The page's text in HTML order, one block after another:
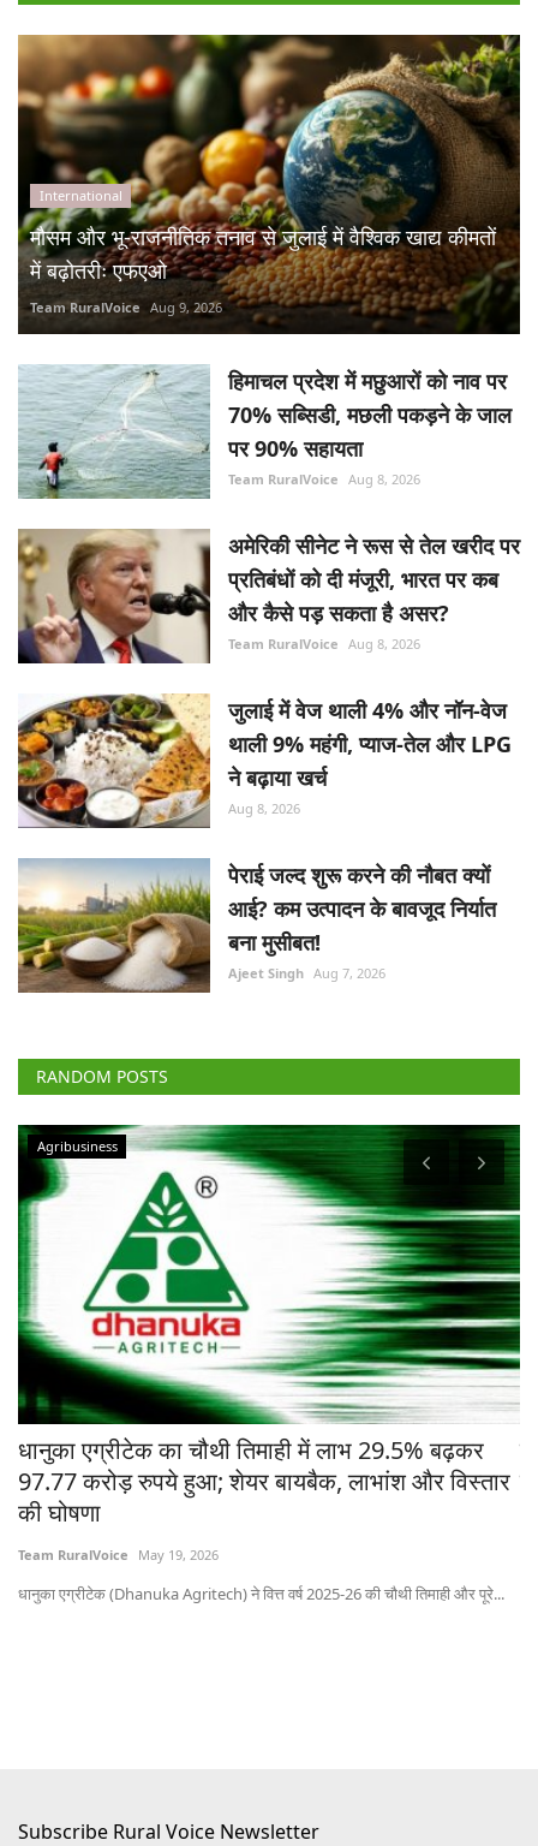
International
मौसम और भू-राजनीतिक तनाव से जुलाई में वैश्विक खाद्य कीमतों
में बढ़ोतरीः एफएओ
Team RuralVoice Aug 9, 2026
हिमाचल प्रदेश में मछुआरों को नाव पर
70% सब्सिडी, मछली पकड़ने के जाल
पर 90% सहायता
Team RuralVoice Aug 8, 2026
अमेरिकी सीनेट ने रूस से तेल खरीद पर
प्रतिबंधों को दी मंजूरी, भारत पर कब
और कैसे पड़ सकता है असर?
Team RuralVoice Aug 8, 2026
जुलाई में वेज थाली 4% और नॉन-वेज
थाली 9% महंगी, प्याज-तेल और LPG
ने बढ़ाया खर्च
Aug 8, 2026
पेराई जल्द शुरू करने की नौबत क्यों
आई? कम उत्पादन के बावजूद निर्यात
बना मुसीबत!
Ajeet Singh Aug 7, 2026
RANDOM POSTS
Agribusiness
धानुका एग्रीटेक का चौथी तिमाही में लाभ 29.5% बढ़कर
97.77 करोड़ रुपये हुआ; शेयर बायबैक, लाभांश और विस्तार
की घोषणा
Team RuralVoice May 19, 2026
धानुका एग्रीटेक (Dhanuka Agritech) ने वित्त वर्ष 2025-26 की चौथी तिमाही और पूरे...
Subscribe Rural Voice Newsletter